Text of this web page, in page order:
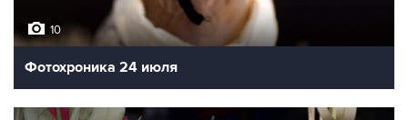
10
Фотохроника 24 июля